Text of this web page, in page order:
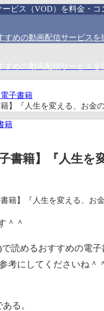
ビス（VOD）を料金・
すめの動画配信サービスを
すめの動画配信サービスを
子書籍
】『人生を変える、お金
籍
書籍】『人生
＾＾
読めるおすすめの電
考にしてくださいね＾
る。